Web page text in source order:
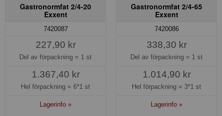
Gastronormfat 2/4-20
Exxent
7420087
227,90 kr
Del av förpackning = 1 st
1.367,40 kr
Hel förpackning = 6*1 st
Lagerinfo »
Gastronormfat 2/4-65
Exxent
7420086
338,30 kr
Del av förpackning = 1 st
1.014,90 kr
Hel förpackning = 3*1 st
Lagerinfo »